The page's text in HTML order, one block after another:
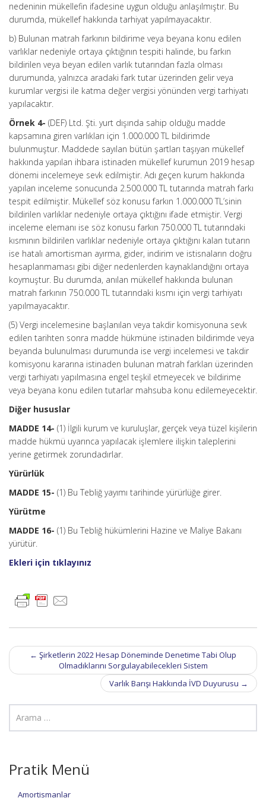
nedeninin mükellefin ifadesine uygun olduğu anlaşılmıştır. Bu
durumda, mükellef hakkında tarhiyat yapılmayacaktır.
b) Bulunan matrah farkının bildirime veya beyana konu edilen
varlıklar nedeniyle ortaya çıktığının tespiti halinde, bu farkın
bildirilen veya beyan edilen varlık tutarından fazla olması
durumunda, yalnızca aradaki fark tutar üzerinden gelir veya
kurumlar vergisi ile katma değer vergisi yönünden vergi tarhiyatı
yapılacaktır.
Örnek 4- (DEF) Ltd. Şti. yurt dışında sahip olduğu madde
kapsamına giren varlıkları için 1.000.000 TL bildirimde
bulunmuştur. Maddede sayılan bütün şartları taşıyan mükellef
hakkında yapılan ihbara istinaden mükellef kurumun 2019 hesap
dönemi incelemeye sevk edilmiştir. Adı geçen kurum hakkında
yapılan inceleme sonucunda 2.500.000 TL tutarında matrah farkı
tespit edilmiştir. Mükellef söz konusu farkın 1.000.000 TL’sinin
bildirilen varlıklar nedeniyle ortaya çıktığını ifade etmiştir. Vergi
inceleme elemanı ise söz konusu farkın 750.000 TL tutarındaki
kısmının bildirilen varlıklar nedeniyle ortaya çıktığını kalan tutarın
ise hatalı amortisman ayırma, gider, indirim ve istisnaların doğru
hesaplanmaması gibi diğer nedenlerden kaynaklandığını ortaya
koymuştur. Bu durumda, anılan mükellef hakkında bulunan
matrah farkının 750.000 TL tutarındaki kısmı için vergi tarhiyatı
yapılmayacaktır.
(5) Vergi incelemesine başlanılan veya takdir komisyonuna sevk
edilen tarihten sonra madde hükmüne istinaden bildirimde veya
beyanda bulunulması durumunda ise vergi incelemesi ve takdir
komisyonu kararına istinaden bulunan matrah farkları üzerinden
vergi tarhiyatı yapılmasına engel teşkil etmeyecek ve bildirime
veya beyana konu edilen tutarlar mahsuba konu edilemeyecektir.
Diğer hususlar
MADDE 14- (1) İlgili kurum ve kuruluşlar, gerçek veya tüzel kişilerin
madde hükmü uyarınca yapılacak işlemlere ilişkin taleplerini
yerine getirmek zorundadırlar.
Yürürlük
MADDE 15- (1) Bu Tebliğ yayımı tarihinde yürürlüğe girer.
Yürütme
MADDE 16- (1) Bu Tebliğ hükümlerini Hazine ve Maliye Bakanı
yürütür.
Ekleri için tıklayınız
Post
navigation
← Şirketlerin 2022 Hesap Döneminde Denetime Tabi Olup
Olmadıklarını Sorgulayabilecekleri Sistem
Varlık Barışı Hakkında İVD Duyurusu →
Pratik Menü
Amortismanlar